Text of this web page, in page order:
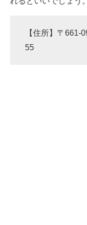
【住所】〒661-
55